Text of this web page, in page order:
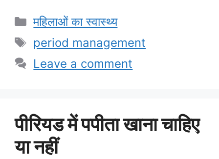
Categories
महिलाओं का स्वास्थ्य
Tags
period management
Leave a comment
पीरियड में पपीता खाना चाहिए
या नहीं